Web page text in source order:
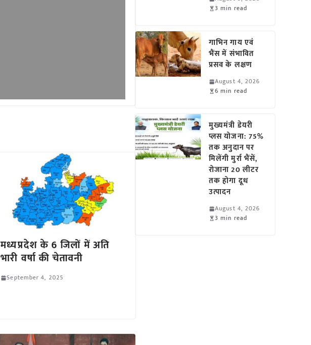
मध्यप्रदेश के 6 जिलों में अति
भारी वर्षा की चेतावनी
September 4, 2025
3 min read
गाभिन गाय एवं
भैंस में संभावित
प्रसव के लक्षण
August 4, 2026
6 min read
मुख्यमंत्री डेयरी
प्लस योजना: 75%
तक अनुदान पर
मिलेंगी मुर्रा भैंसें,
रोजाना 20 लीटर
तक होगा दूध
उत्पादन
August 4, 2026
3 min read